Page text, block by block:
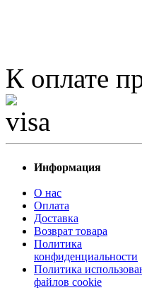
К оплате
Информация
О нас
Оплата
Доставка
Возврат товара
Политика
конфиденциальности
Политика
файлов cookie